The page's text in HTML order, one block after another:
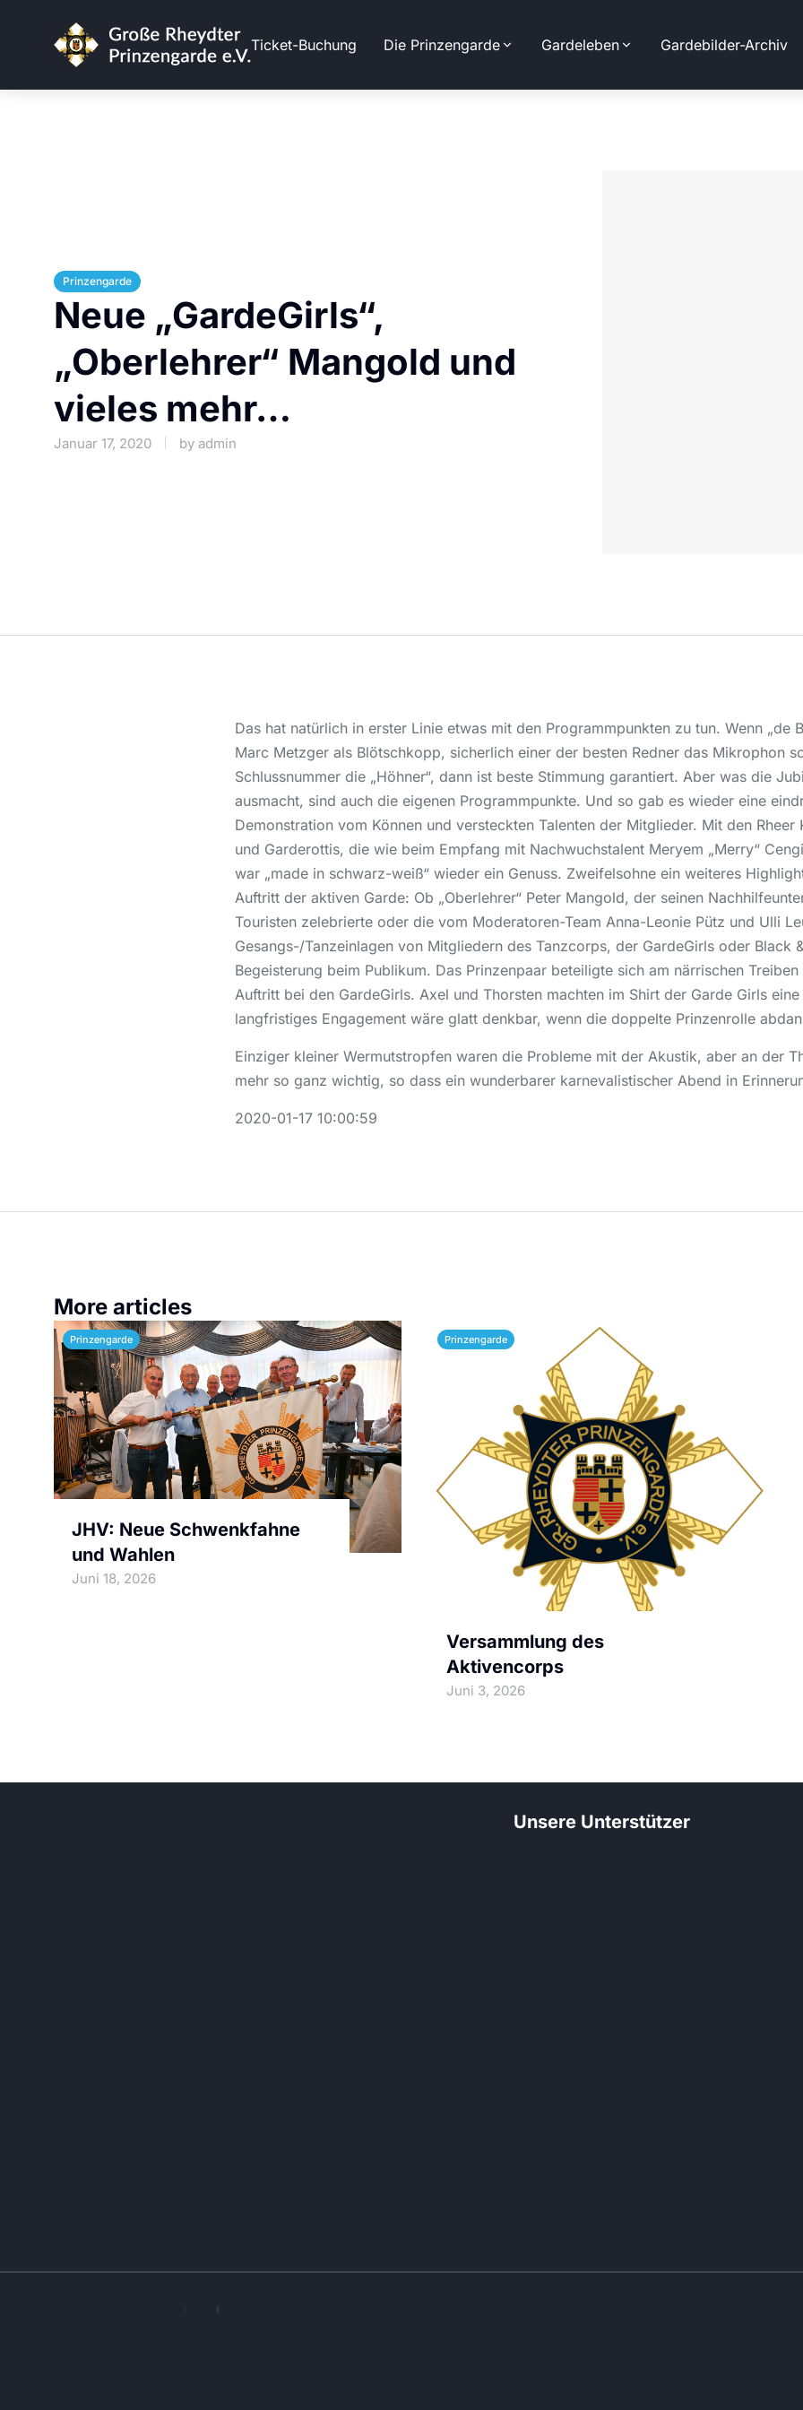
Ticket-Buchung Die Prinzengarde Gardeleben Gardebilder-Archiv
Prinzengarde
Neue „GardeGirls“,
„Oberlehrer“ Mangold und
vieles mehr…
Januar 17, 2020 by admin
Das hat natürlich in erster Linie etwas mit den Programmpunkten zu tun. Wenn „de
Marc Metzger als Blötschkopp, sicherlich einer der besten Redner das Mikrophon
Schlussnummer die „Höhner“, dann ist beste Stimmung garantiert. Aber was die
ausmacht, sind auch die eigenen Programmpunkte. Und so gab es wieder eine
Demonstration vom Können und versteckten Talenten der Mitglieder. Mit den Rheer
und Garderottis, die wie beim Empfang mit Nachwuchstalent Meryem „Merry“
war „made in schwarz-weiß“ wieder ein Genuss. Zweifelsohne ein weiteres
Auftritt der aktiven Garde: Ob „Oberlehrer“ Peter Mangold, der seinen
Touristen zelebrierte oder die vom Moderatoren-Team Anna-Leonie Pütz und Ulli
Gesangs-/Tanzeinlagen von Mitgliedern des Tanzcorps, der GardeGirls oder Black
Begeisterung beim Publikum. Das Prinzenpaar beteiligte sich am närrischen
Auftritt bei den GardeGirls. Axel und Thorsten machten im Shirt der Garde Girls
langfristiges Engagement wäre glatt denkbar, wenn die doppelte Prinzenrolle
Einziger kleiner Wermutstropfen waren die Probleme mit der Akustik, aber an der
mehr so ganz wichtig, so dass ein wunderbarer karnevalistischer Abend in
2020-01-17 10:00:59
More articles
Prinzengarde
JHV: Neue Schwenkfahne
und Wahlen
Juni 18, 2026
Prinzengarde
Versammlung des
Aktivencorps
Juni 3, 2026
Unsere Unterstützer